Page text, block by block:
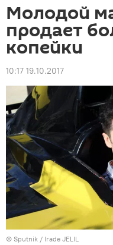
Молодой
продает
копейки
10:17 19.10.2017
© Sputnik / Irade JELIL